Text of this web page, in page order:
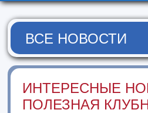
ВСЕ НОВОСТИ
ИНТЕРЕСНЫЕ
ПОЛЕЗНАЯ